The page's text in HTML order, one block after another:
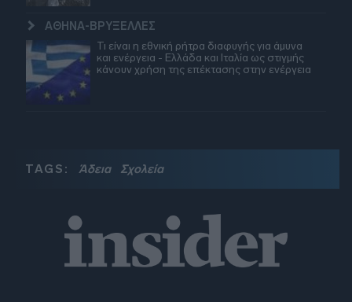
ΑΘΗΝΑ-ΒΡΥΞΕΛΛΕΣ
Τι είναι η εθνική ρήτρα διαφυγής για άμυνα
και ενέργεια - Ελλάδα και Ιταλία ως στιγμής
κάνουν χρήση της επέκτασης στην ενέργεια
TAGS: Άδεια Σχολεία